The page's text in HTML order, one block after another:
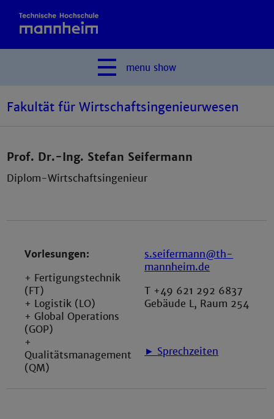
menu show
Fakultät für Wirtschaftsingenieurwesen
Prof. Dr.-Ing. Stefan Seifermann
Diplom-Wirtschaftsingenieur
Vorlesungen:
+ Fertigungstechnik
(FT)
+ Logistik (LO)
+ Global Operations
(GOP)
+
Qualitätsmanagement
(QM)
s.seifermann@th-
mannheim.de
T +49 621 292 6837
Gebäude L, Raum 254
► Sprechzeiten